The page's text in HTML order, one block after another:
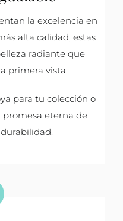
la excelencia en
alta calidad, estas
radiante que
primera vista.
para tu colección o
promesa eterna de